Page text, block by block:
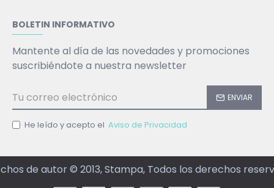
BOLETIN INFORMATIVO
Mantente al día de las novedades y promociones
suscribiéndote a nuestra newsletter
ENVIAR
He leído y acepto el Aviso de Privacidad
de autor © 2013, Stampa, Todos los derechos